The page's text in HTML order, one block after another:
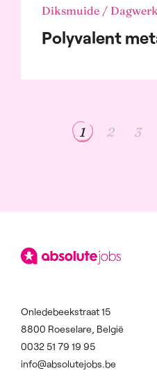
Diksmuide /
Polyvalent
1 2 3
Onledebeekstraat 15
8800 Roeselare, België
0032 51 79 19 95
info@absolutejobs.be